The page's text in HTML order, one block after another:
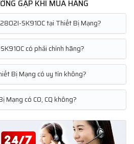
GẶP KHI MUA HÀNG
SK910C tại Thiết Bị Mạng?
có phải chính hãng?
Bị Mạng có uy tín không?
Mạng có CO, CQ không?